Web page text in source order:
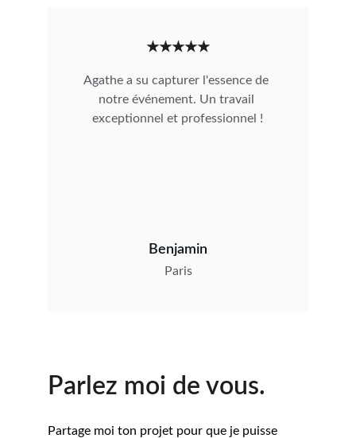
Agathe a su capturer l'essence de
notre événement. Un travail
exceptionnel et professionnel !
Benjamin
Paris
★★★★★
Parlez moi de vous.
Partage moi ton projet pour que je puisse